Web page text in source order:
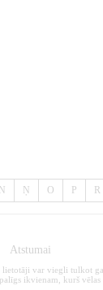
N Ņ O P R
Atstumai
var viegli tulkot
ikvienam, kurš vēlas